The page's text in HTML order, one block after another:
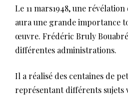
Le 11 mars1948, une
aura une grande importance
œuvre. Frédéric Bruly
différentes administrations.
Il a réalisé des centaines de
représentant différents sujets